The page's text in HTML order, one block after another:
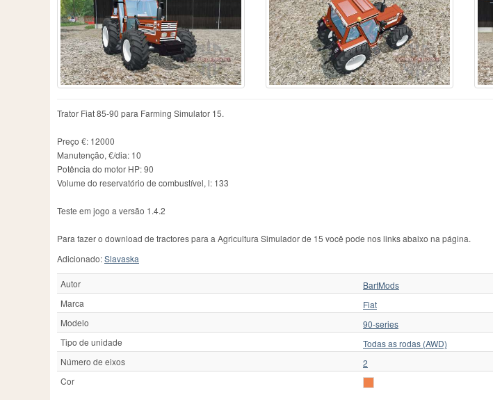
Chamberlain
2
County
1
Daten
1
David Brown
7
Deutz-Fahr
467
Dutra
6
Ebro
1
Famulus
4
Farming Simulator 15
IMT
76
JCB
130
John
1
John Deere
1282
John Deere 6930 Premiꭒm1
John Deere 7830
1
John Deere 7930
1
Kramer
RABA
44
Rakovica
11
Rasant
1
Reform
6
Renault
86
Same
95
Schluter
32
Zetor
Zetor 4011
Zetor 16145 Turbo
Outro
Агромаш
Беларус
ВМТЗ
Trator Fiat 85-90 para Farming Simulator 15.
Preço €: 12000
Manutenção, €/dia: 10
Potência do motor HP: 90
Volume do reservatório de combustível, l: 133
Teste em jogo a versão 1.4.2
Para fazer o download de tractores para a Agricultura Simulador de 15 você pode nos links abaixo na página.
Adicionado:Slavaska
Autor
BartMods
Marca
Fiat
Modelo
90-series
Tipo de unidade
Todas as rodas (AWD)
Número de eixos
2
Cor